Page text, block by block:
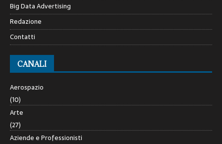
Big Data Advertising
Redazione
Contatti
CANALI
Aerospazio
(10)
Arte
(27)
Aziende e Professionisti